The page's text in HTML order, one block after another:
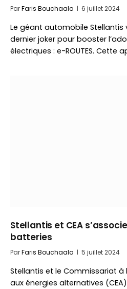
ParFaris Bouchaala 6 juillet 2024
Le géant automobile Stellantis
dernier joker pour booster
électriques : e-ROUTES. Cette
Stellantis et CEA
batteries
ParFaris Bouchaala 5 juillet 2024
Stellantis et le Commissariat à
aux énergies alternatives